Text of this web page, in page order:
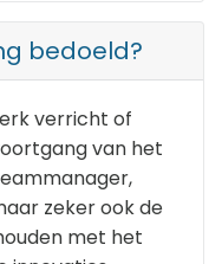
bedoeld?
verricht of
van het
zeker ook de
met het